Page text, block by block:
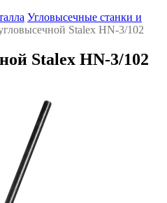
Угловысечные станки и
Stalex HN-3/102
Stalex HN-3/102